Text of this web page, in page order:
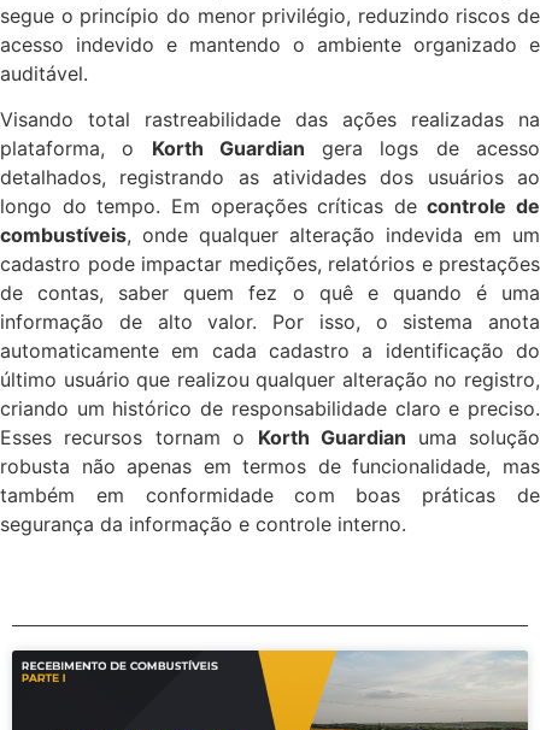
segue o princípio do menor privilégio, reduzindo riscos de
acesso indevido e mantendo o ambiente organizado e
auditável.
Visando total rastreabilidade das ações realizadas na
plataforma, o Korth Guardian gera logs de acesso
detalhados, registrando as atividades dos usuários ao
longo do tempo. Em operações críticas decontrole de
combustíveis, onde qualquer alteração indevida em um
cadastro pode impactar medições, relatórios e prestações
de contas, saber quem fez o quê e quando é uma
informação de alto valor. Por isso, o sistema anota
automaticamente em cada cadastro a identificação do
último usuário que realizou qualquer alteração no registro,
criando um histórico de responsabilidade claro e preciso.
Esses recursos tornam o Korth Guardian uma solução
robusta não apenas em termos de funcionalidade, mas
também em conformidade com boas práticas de
segurança da informação e controle interno.